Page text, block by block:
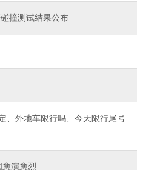
撞测试结果公布
、外地车限行吗、今天限行尾号
愈演愈烈